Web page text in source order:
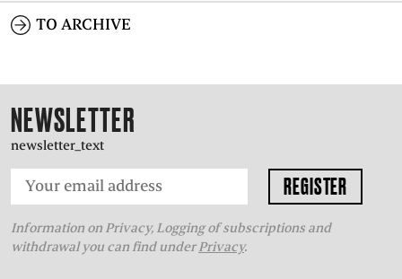
TO ARCHIVE
NEWSLETTER
newsletter_text
Information on Privacy, Logging of subscriptions and
withdrawal you can find underPrivacy.